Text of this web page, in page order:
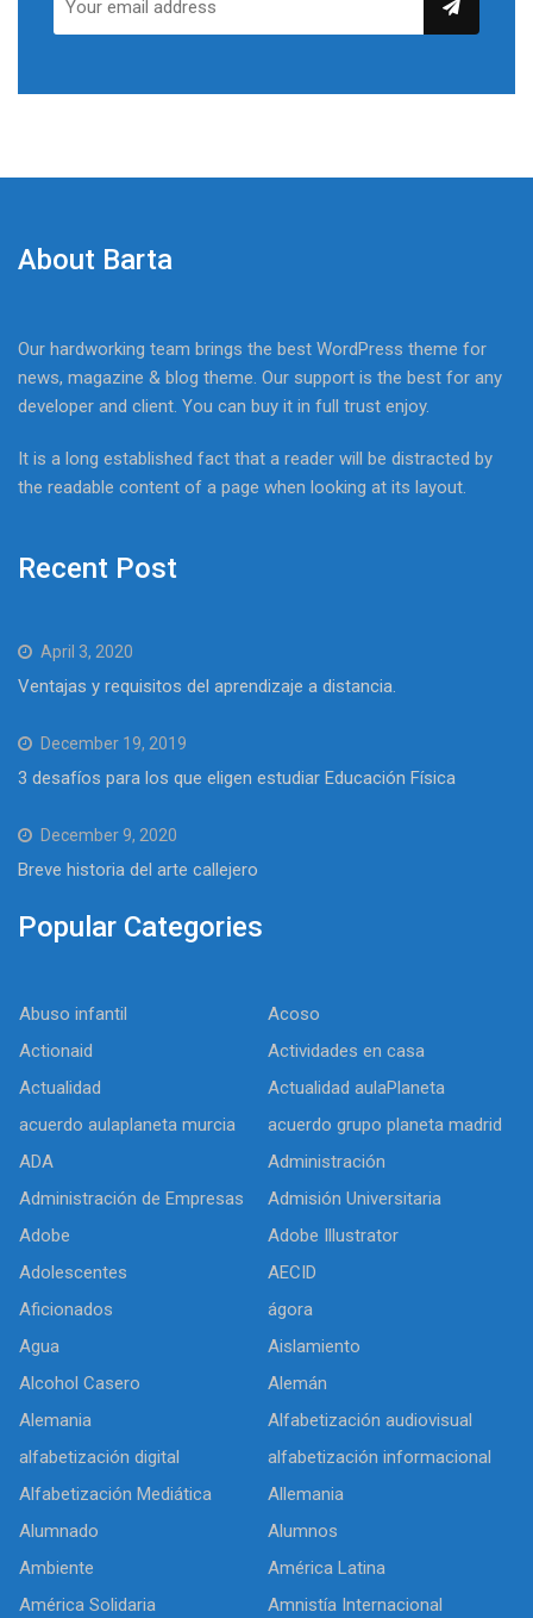
About Barta
Our hardworking team brings the best WordPress theme for
news, magazine & blog theme. Our support is the best for any
developer and client. You can buy it in full trust enjoy.
It is a long established fact that a reader will be distracted by
the readable content of a page when looking at its layout.
Recent Post
April 3, 2020
Ventajas y requisitos del aprendizaje a distancia.
December 19, 2019
3 desafíos para los que eligen estudiar Educación Física
December 9, 2020
Breve historia del arte callejero
Popular Categories
Abuso infantil
Acoso
Actionaid
Actividades en casa
Actualidad
Actualidad aulaPlaneta
acuerdo aulaplaneta murcia
acuerdo grupo planeta madrid
ADA
Administración
Administración de Empresas
Admisión Universitaria
Adobe
Adobe Illustrator
Adolescentes
AECID
Aficionados
ágora
Agua
Aislamiento
Alcohol Casero
Alemán
Alemania
Alfabetización audiovisual
alfabetización digital
alfabetización informacional
Alfabetización Mediática
Allemania
Alumnado
Alumnos
Ambiente
América Latina
América Solidaria
Amnistía Internacional